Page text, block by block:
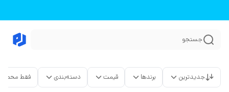
جستجو
جدیدترین برندها قیمت دسته‌بندی فقط